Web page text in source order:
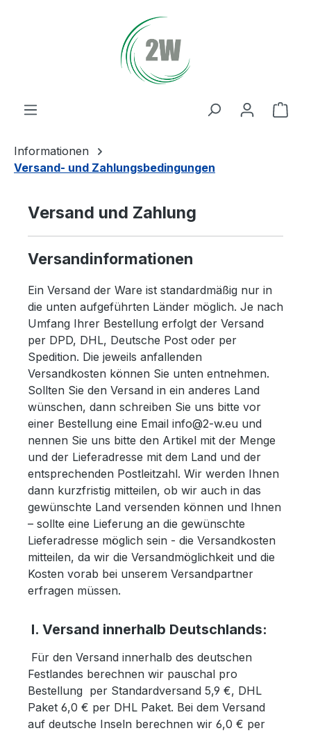
Informationen
Versand- und Zahlungsbedingungen
Versand und Zahlung
Versandinformationen
Ein Versand der Ware ist standardmäßig nur in
die unten aufgeführten Länder möglich. Je nach
Umfang Ihrer Bestellung erfolgt der Versand
per DPD, DHL, Deutsche Post oder per
Spedition. Die jeweils anfallenden
Versandkosten können Sie unten entnehmen.
Sollten Sie den Versand in ein anderes Land
wünschen, dann schreiben Sie uns bitte vor
einer Bestellung eine Email info@2-w.eu und
nennen Sie uns bitte den Artikel mit der Menge
und der Lieferadresse mit dem Land und der
entsprechenden Postleitzahl. Wir werden Ihnen
dann kurzfristig mitteilen, ob wir auch in das
gewünschte Land versenden können und Ihnen
– sollte eine Lieferung an die gewünschte
Lieferadresse möglich sein - die Versandkosten
mitteilen, da wir die Versandmöglichkeit und die
Kosten vorab bei unserem Versandpartner
erfragen müssen.
I. Versand innerhalb Deutschlands:
Für den Versand innerhalb des deutschen
Festlandes berechnen wir pauschal pro
Bestellung per Standardversand 5,9 €, DHL
Paket 6,0 € per DHL Paket. Bei dem Versand
auf deutsche Inseln berechnen wir 6,0 € per